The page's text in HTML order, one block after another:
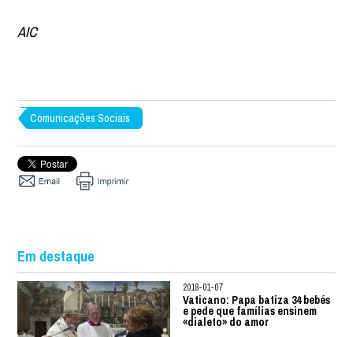
AIC
Comunicações Sociais
Em destaque
2018-01-07
Vaticano: Papa batiza 34 bebés
e pede que famílias ensinem
«dialeto» do amor